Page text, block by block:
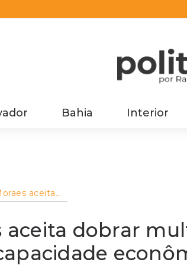
Bahia Interior
aceita
Bolsonaro
aceita dobrar